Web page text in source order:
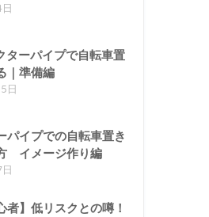
ターパイプで自転車置
｜準備編
日
パイプでの自転車置き
イメージ作り編
者】低リスクとの噂！